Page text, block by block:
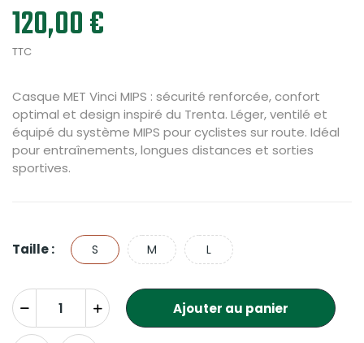
120,00 €
TTC
Casque MET Vinci MIPS : sécurité renforcée, confort
optimal et design inspiré du Trenta. Léger, ventilé et
équipé du système MIPS pour cyclistes sur route. Idéal
pour entraînements, longues distances et sorties
sportives.
Taille : S M L
Ajouter au panier